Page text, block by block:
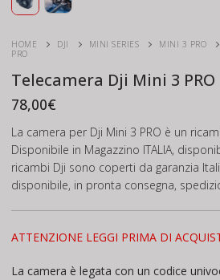
HOME DJI MINI SERIES MINI 3 PRO
PRO
Telecamera Dji Mini 3 PRO
78,00€
La camera per Dji Mini 3 PRO è un
Disponibile in Magazzino ITALIA,
ricambi Dji sono coperti da garanzia
disponibile, in pronta consegna,
ATTENZIONE LEGGI PRIMA DI
La camera è legata con un codice